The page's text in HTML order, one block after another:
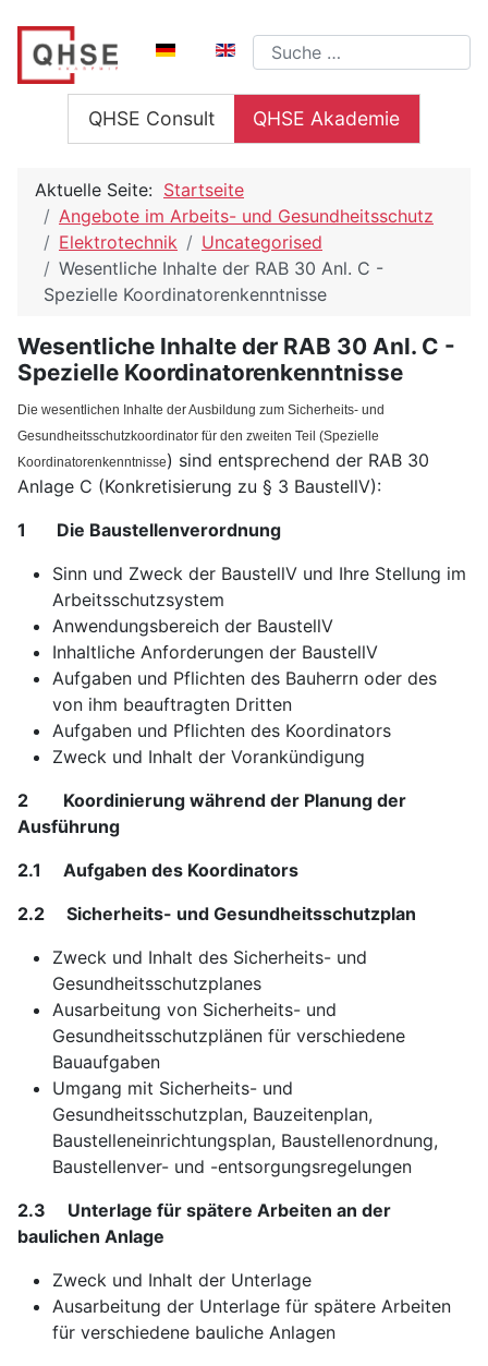
Sprache auswählen
Suchen
QHSE Consult QHSE Akademie
Aktuelle Seite: Startseite
Angebote im Arbeits- und Gesundheitsschutz
Elektrotechnik
Uncategorised
Wesentliche Inhalte der RAB 30 Anl. C -
Spezielle Koordinatorenkenntnisse
Wesentliche Inhalte der RAB 30 Anl. C -
Spezielle Koordinatorenkenntnisse
Die wesentlichen Inhalte der Ausbildung zum Sicherheits- und
Gesundheitsschutzkoordinator für den zweiten Teil (Spezielle
Koordinatorenkenntnisse) sind entsprechend der RAB 30
Anlage C (Konkretisierung zu § 3 BaustellV):
1 Die Baustellenverordnung
Sinn und Zweck der BaustellV und Ihre Stellung im
Arbeitsschutzsystem
Anwendungsbereich der BaustellV
Inhaltliche Anforderungen der BaustellV
Aufgaben und Pflichten des Bauherrn oder des
von ihm beauftragten Dritten
Aufgaben und Pflichten des Koordinators
Zweck und Inhalt der Vorankündigung
2 Koordinierung während der Planung der
Ausführung
2.1 Aufgaben des Koordinators
2.2 Sicherheits- und Gesundheitsschutzplan
Zweck und Inhalt des Sicherheits- und
Gesundheitsschutzplanes
Ausarbeitung von Sicherheits- und
Gesundheitsschutzplänen für verschiedene
Bauaufgaben
Umgang mit Sicherheits- und
Gesundheitsschutzplan, Bauzeitenplan,
Baustelleneinrichtungsplan, Baustellenordnung,
Baustellenver- und -entsorgungsregelungen
2.3 Unterlage für spätere Arbeiten an der
baulichen Anlage
Zweck und Inhalt der Unterlage
Ausarbeitung der Unterlage für spätere Arbeiten
für verschiedene bauliche Anlagen